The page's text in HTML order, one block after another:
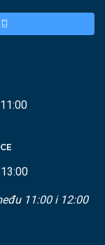
13:00
11:00 i 12:00